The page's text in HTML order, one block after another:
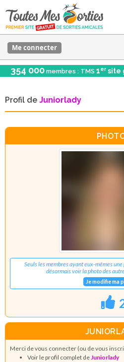
Me connecter
354 000 membres : TMS 1er site
Profil de Juniorlady
Seuls les membres ayant eux-mêmes
désormais voir la photo des
Je modifie ma
Merci de vous connecter (ou de vous
Voir le profil complet deJuniorlady